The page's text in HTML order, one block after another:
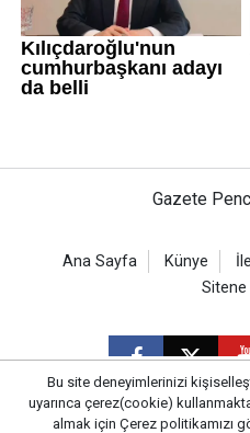
Gazete
Ana Sayfa Künye
Sitene
Bu site deneyimlerinizi
uyarınca çerez(cookie)
almak için Çerez politikamızı